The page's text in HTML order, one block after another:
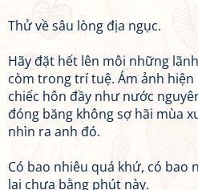
Thử về sâu lòng địa ngục.
Hãy đặt hết lên môi những
còm trong trí tuệ. Ám ảnh hiện
chiếc hôn đầy như nước
đóng băng không sợ hãi mùa
nhìn ra anh đó.
Có bao nhiêu quá khứ, có bao
lai chưa bằng phút này.